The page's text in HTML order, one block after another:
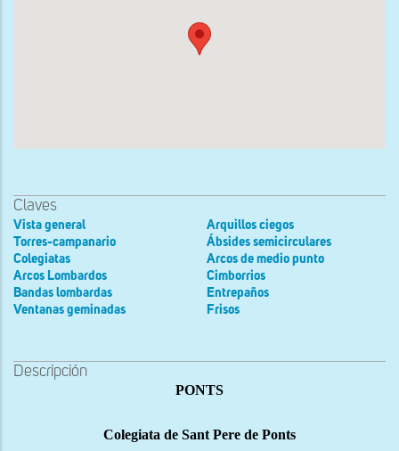
Claves
Vista general
Torres-campanario
Colegiatas
Arcos Lombardos
Bandas lombardas
Ventanas geminadas
Arquillos ciegos
Ábsides semicirculares
Arcos de medio punto
Cimborrios
Entrepaños
Frisos
Descripción
PONTS
Colegiata de Sant Pere de Ponts